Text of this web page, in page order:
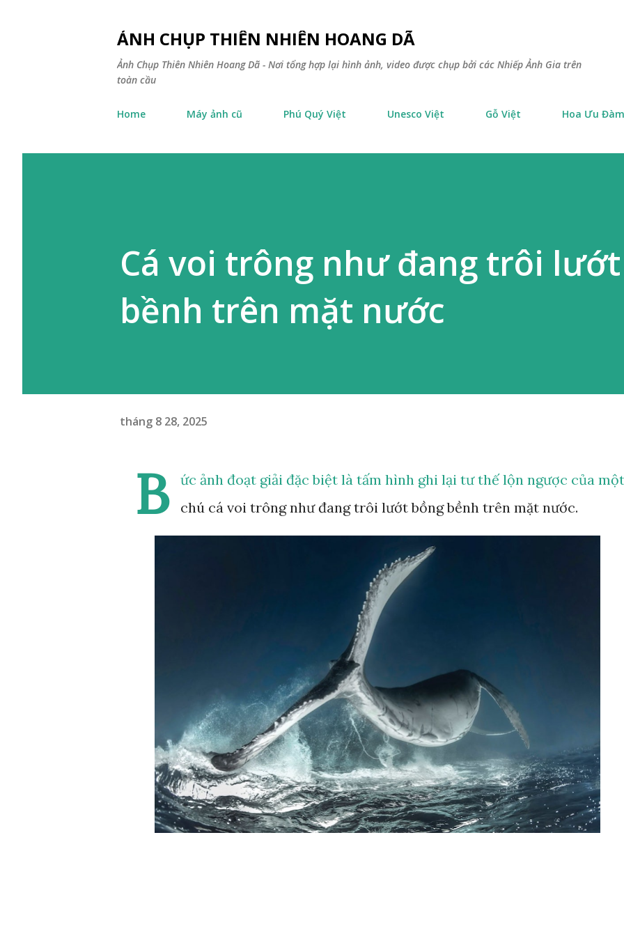
ẢNH CHỤP THIÊN NHIÊN HOANG DÃ
Ảnh Chụp Thiên Nhiên Hoang Dã - Nơi tổng hợp lại hình ảnh, video được chụp bởi các Nhiếp Ảnh Gia trên
toàn cầu
Home Máy ảnh cũ Phú Quý Việt Unesco Việt Gỗ Việt Hoa Ưu Đàm
Cá voi trông như đang trôi
bềnh trên mặt nước
tháng 8 28, 2025
B
ức ảnh đoạt giải đặc biệt là tấm hình ghi lại tư thế lộn ngược của một
chú cá voi trông như đang trôi lướt bồng bềnh trên mặt nước.